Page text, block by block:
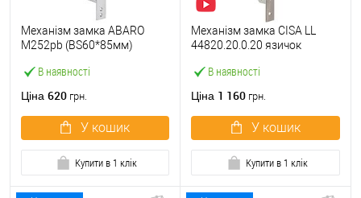
В наявності
Механізм замка ABARO
M252pb (BS60*85мм)
пакування без зв.планки
Ціна 620 грн.
У кошик
Купити в 1 клік
В наявності
Механізм замка CISA LL
44820.20.0.20 язичок
нержавіюча сталь
Ціна 1 160 грн.
У кошик
Купити в 1 клік